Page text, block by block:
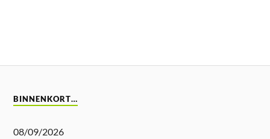
BINNENKORT…
08/09/2026